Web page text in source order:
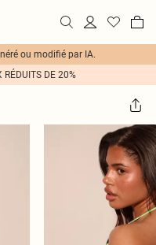
ou modifié par IA.
RÉDUITS DE 20%